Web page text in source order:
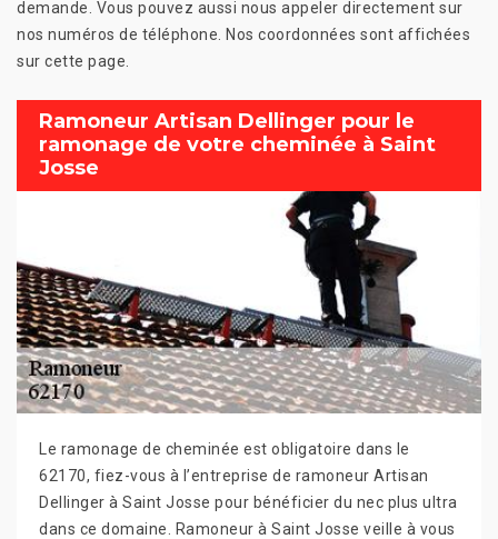
demande. Vous pouvez aussi nous appeler directement sur
nos numéros de téléphone. Nos coordonnées sont affichées
sur cette page.
Ramoneur Artisan Dellinger pour le
ramonage de votre cheminée à Saint
Josse
Le ramonage de cheminée est obligatoire dans le
62170, fiez-vous à l’entreprise de ramoneur Artisan
Dellinger à Saint Josse pour bénéficier du nec plus ultra
dans ce domaine. Ramoneur à Saint Josse veille à vous